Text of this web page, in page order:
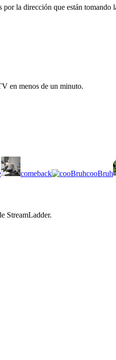
la dirección que están tomando
en menos de un minuto.
comeback cooBruh
StreamLadder.